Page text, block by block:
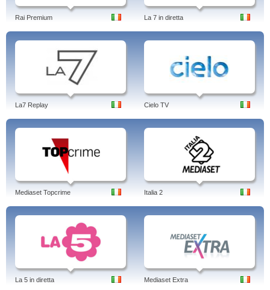
Rai Premium La 7 in diretta
La7 Replay Cielo TV
Mediaset Topcrime Italia 2
La 5 in diretta Mediaset Extra